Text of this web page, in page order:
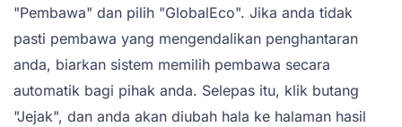
"Pembawa" dan pilih "GlobalEco". Jika anda tidak
pasti pembawa yang mengendalikan penghantaran
anda, biarkan sistem memilih pembawa secara
automatik bagi pihak anda. Selepas itu, klik butang
"Jejak", dan anda akan diubah hala ke halaman hasil